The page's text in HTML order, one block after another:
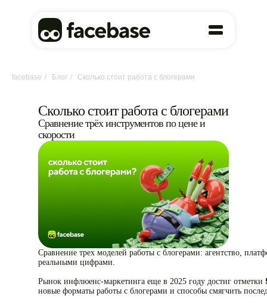
facebase / Блог / Сколько стоит работа с блогерами
Сколько стоит работа с блогерами
Сравнение трёх инструментов по цене и
скорости
Сравнение трех моделей работы с блогерами: агентство,
реальными цифрами.
Рынок инфлюенс-маркетинга еще в 2025 году достиг отметки
новые форматы работы с блогерами и способы смягчить